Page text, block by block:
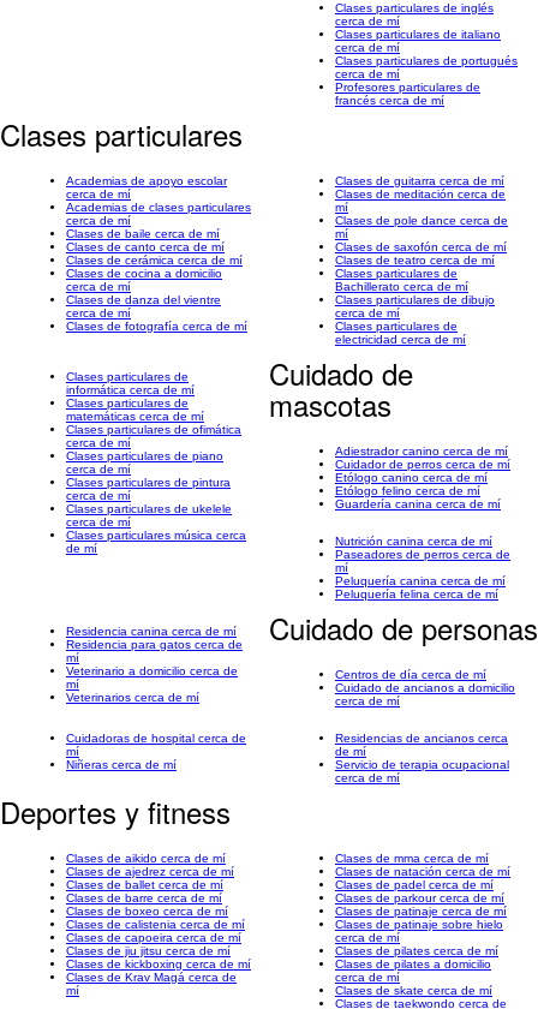
Clases particulares de inglés
cerca de mí
Clases particulares de italiano
cerca de mí
Clases particulares de portugués
cerca de mí
Profesores particulares de
francés cerca de mí
Clases particulares
Academias de apoyo escolar
cerca de mí
Academias de clases particulares
cerca de mí
Clases de baile cerca de mí
Clases de canto cerca de mí
Clases de cerámica cerca de mí
Clases de cocina a domicilio
cerca de mí
Clases de danza del vientre
cerca de mí
Clases de fotografía cerca de mí
Clases de guitarra cerca de mí
Clases de meditación cerca de
mí
Clases de pole dance cerca de
mí
Clases de saxofón cerca de mí
Clases de teatro cerca de mí
Clases particulares de
Bachillerato cerca de mí
Clases particulares de dibujo
cerca de mí
Clases particulares de
electricidad cerca de mí
Clases particulares de
informática cerca de mí
Clases particulares de
matemáticas cerca de mí
Clases particulares de ofimática
cerca de mí
Clases particulares de piano
cerca de mí
Clases particulares de pintura
cerca de mí
Clases particulares de ukelele
cerca de mí
Clases particulares música cerca
de mí
Cuidado de
mascotas
Adiestrador canino cerca de mí
Cuidador de perros cerca de mí
Etólogo canino cerca de mí
Etólogo felino cerca de mí
Guardería canina cerca de mí
Nutrición canina cerca de mí
Paseadores de perros cerca de
mí
Peluquería canina cerca de mí
Peluquería felina cerca de mí
Residencia canina cerca de mí
Residencia para gatos cerca de
mí
Veterinario a domicilio cerca de
mí
Veterinarios cerca de mí
Cuidado de personas
Centros de día cerca de mí
Cuidado de ancianos a domicilio
cerca de mí
Cuidadoras de hospital cerca de
mí
Niñeras cerca de mí
Residencias de ancianos cerca
de mí
Servicio de terapia ocupacional
cerca de mí
Deportes y fitness
Clases de aikido cerca de mí
Clases de ajedrez cerca de mí
Clases de ballet cerca de mí
Clases de barre cerca de mí
Clases de boxeo cerca de mí
Clases de calistenia cerca de mí
Clases de capoeira cerca de mí
Clases de jiu jitsu cerca de mí
Clases de kickboxing cerca de mí
Clases de Krav Magá cerca de
mí
Clases de mma cerca de mí
Clases de natación cerca de mí
Clases de padel cerca de mí
Clases de parkour cerca de mí
Clases de patinaje cerca de mí
Clases de patinaje sobre hielo
cerca de mí
Clases de pilates cerca de mí
Clases de pilates a domicilio
cerca de mí
Clases de skate cerca de mí
Clases de taekwondo cerca de